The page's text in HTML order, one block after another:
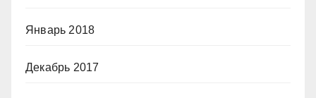
Январь 2018
Декабрь 2017